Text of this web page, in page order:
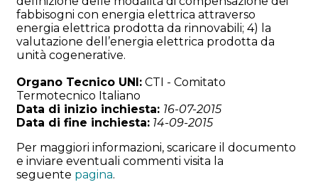
fabbisogni con energia elettrica attraverso
energia elettrica prodotta da rinnovabili; 4) la
valutazione dell’energia elettrica prodotta da
unità cogenerative.
Organo Tecnico UNI: CTI - Comitato
Termotecnico Italiano
Data di inizio inchiesta: 16-07-2015
Data di fine inchiesta: 14-09-2015
Per maggiori informazioni, scaricare il documento
e inviare eventuali commenti visita la
seguente pagina.